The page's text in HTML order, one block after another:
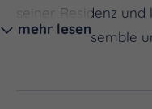
seiner Residenz
Gebäudeensemble
mehr lesen